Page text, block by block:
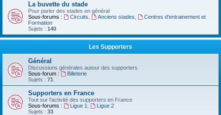
La buvette du stade
Pour parler des stades en général
Sous-forums :
Circuits Anciens stades
Centres d'entrainement et
Formation
Sujets : 140
Les Supporters
Général
Discussions générales autour des supporters
Sous-forum :
Billeterie
Sujets : 71
Supporters en France
Tout sur l'activité des supporters en France
Sous-forums :
Ligue 1
Ligue 2
Sujets : 33